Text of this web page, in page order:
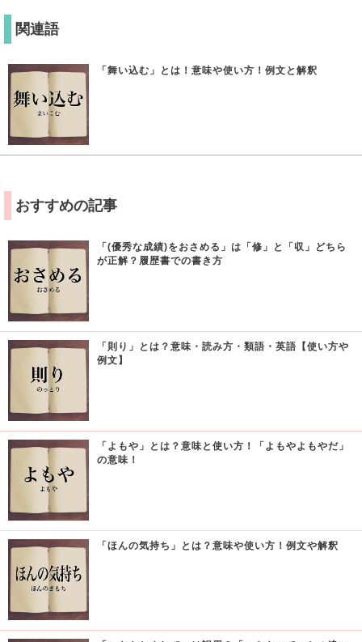
関連語
「舞い込む」とは！意味や使い方！例文と解釈
おすすめの記事
「(優秀な成績)をおさめる」は「修」と「収」どちら
が正解？履歴書での書き方
「則り」とは？意味・読み方・類語・英語【使い方や
例文】
「よもや」とは？意味と使い方！「よもやよもやだ」
の意味！
「ほんの気持ち」とは？意味や使い方！例文や解釈